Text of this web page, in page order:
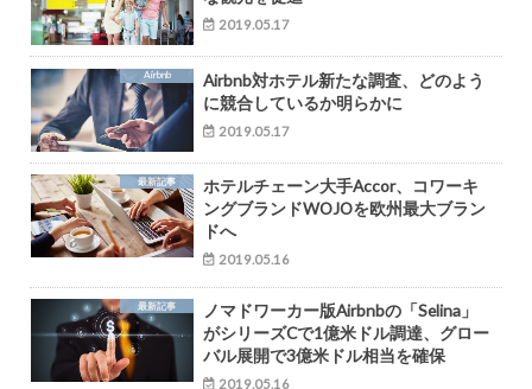
2019.05.17
Airbnb
Airbnb対ホテル新たな調査、どのよう
に競合しているか明らかに
2019.05.17
最新記事
ホテルチェーン大手Accor、コワーキ
ングブランドWOJOを欧州最大ブラン
ドへ
2019.05.16
最新記事
ノマドワーカー版Airbnbの「Selina」
がシリーズCで1億米ドル調達、グロー
バル展開で3億米ドル相当を確保
2019.05.16